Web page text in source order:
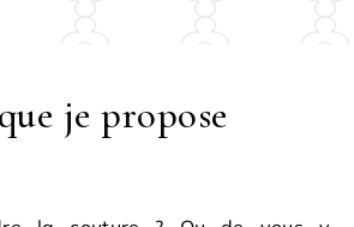
je propose